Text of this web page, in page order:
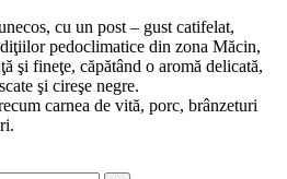
cu un post – gust catifelat,
pedoclimatice din zona Măcin,
şi fineţe, căpătând o aromă delicată,
şi cireşe negre.
carnea de vită, porc, brânzeturi